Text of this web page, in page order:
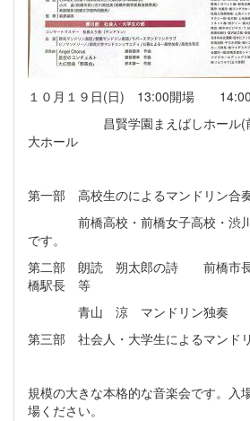
１０月１９日(日) 13:00開場
昌賢学園まえばしホール(前
大ホール
第一部 高校生のによるマンドリン合
前橋高校・前橋女子高校・渋川
です。
第二部 朗読 朔太郎の詩 前橋市
橋駅長 等
青山 涼 マンドリン独奏
第三部 社会人・大学生によるマンド
規模の大きな本格的な音楽会です。入
場ください。